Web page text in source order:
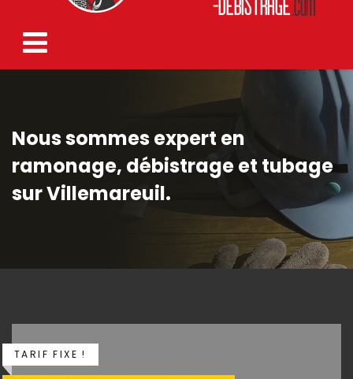
Nous sommes expert en
ramonage, débistrage et tubage
sur Villemareuil.
TARIF FIXE !